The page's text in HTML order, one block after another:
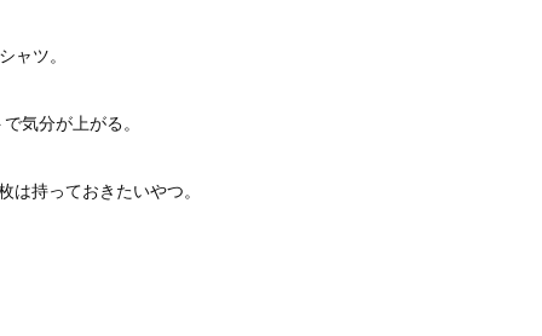
ャツ。
気分が上がる。
は持っておきたいやつ。